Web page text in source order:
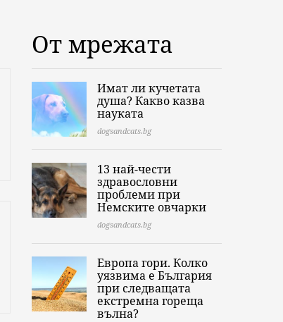
От мрежата
Имат ли кучетата
душа? Какво казва
науката
dogsandcats.bg
13 най-чести
здравословни
проблеми при
Немските овчарки
dogsandcats.bg
Европа гори. Колко
уязвима е България
при следващата
екстремна гореща
вълна?